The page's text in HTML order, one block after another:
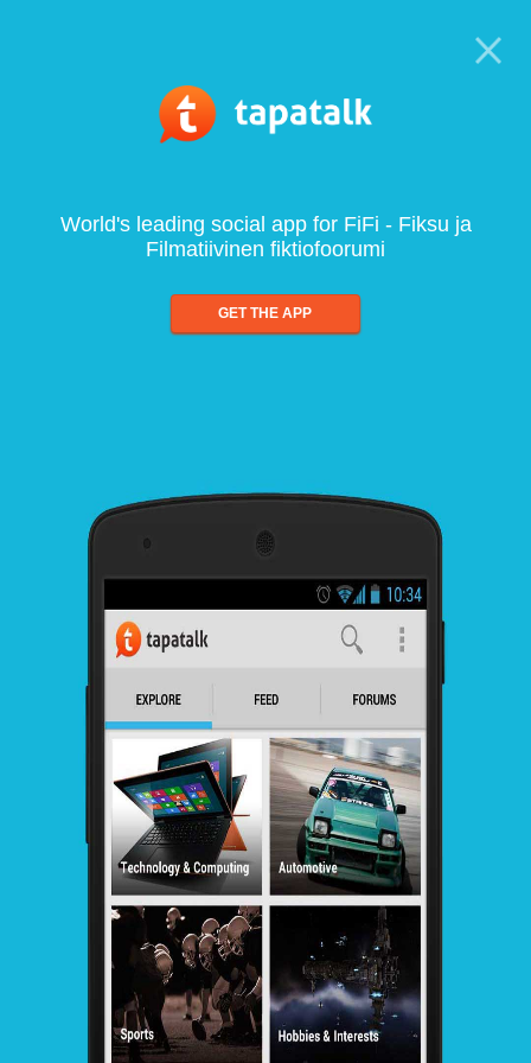
World's leading social app for FiFi - Fiksu ja
Filmatiivinen fiktiofoorumi
GET THE APP